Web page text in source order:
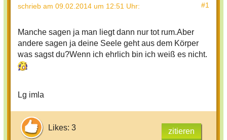
schrieb am 09.02.2014 um 12:51 Uhr: #1
Manche sagen ja man liegt dann nur tot rum.Aber
andere sagen ja deine Seele geht aus dem Körper
was sagst du?Wenn ich ehrlich bin ich weiß es nicht.
Lg imla
Likes: 3 zitieren